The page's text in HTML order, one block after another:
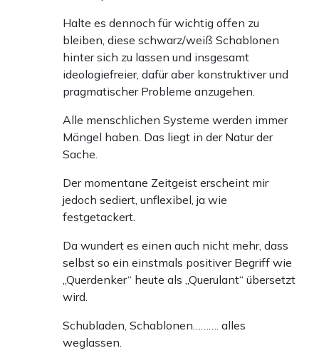
Halte es dennoch für wichtig offen zu
bleiben, diese schwarz/weiß Schablonen
hinter sich zu lassen und insgesamt
ideologiefreier, dafür aber konstruktiver und
pragmatischer Probleme anzugehen.
Alle menschlichen Systeme werden immer
Mängel haben. Das liegt in der Natur der
Sache.
Der momentane Zeitgeist erscheint mir
jedoch sediert, unflexibel, ja wie
festgetackert.
Da wundert es einen auch nicht mehr, dass
selbst so ein einstmals positiver Begriff wie
„Querdenker“ heute als „Querulant“ übersetzt
wird.
Schubladen, Schablonen………. alles
weglassen.